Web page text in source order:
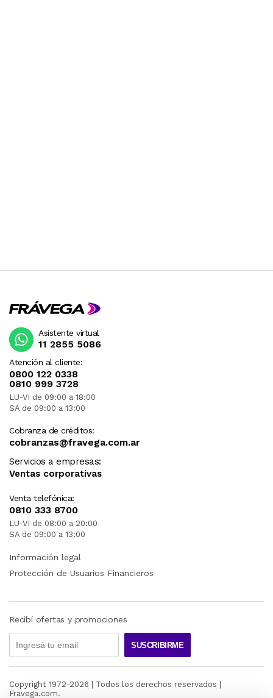
Atención al cliente:
0800 122 0338
0810 999 3728
LU-VI de 09:00 a 18:00
SA de 09:00 a 13:00
Cobranza de créditos:
cobranzas@fravega.com.ar
Servicios a empresas:
Ventas corporativas
Venta telefónica:
0810 333 8700
LU-VI de 08:00 a 20:00
SA de 09:00 a 13:00
Asistente virtual
11 2855 5086
Información legal
Protección de Usuarios Financieros
Recibí ofertas y promociones
SUSCRIBIRME
Copyright 1972-2026 | Todos los derechos reservados |
Fravega.com.